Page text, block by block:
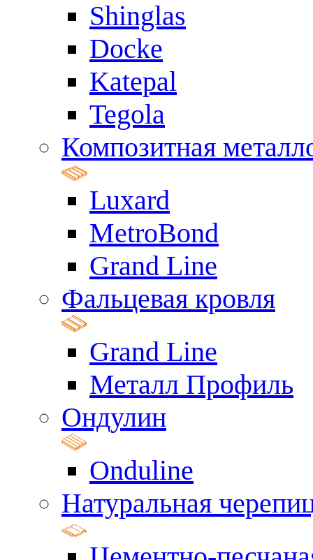
Shinglas
Docke
Katepal
Tegola
Композитная
Luxard
MetroBond
Grand Line
Фальцевая кровля
Grand Line
Металл Профиль
Ондулин
Onduline
Натуральная